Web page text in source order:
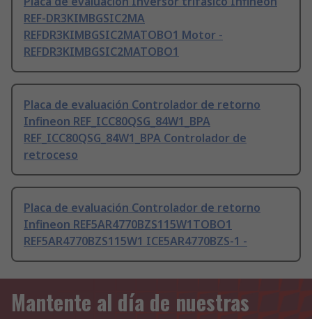
REF-DR3KIMBGSIC2MA
REFDR3KIMBGSIC2MATOBO1 Motor -
REFDR3KIMBGSIC2MATOBO1
Placa de evaluación Controlador de retorno
Infineon REF_ICC80QSG_84W1_BPA
REF_ICC80QSG_84W1_BPA Controlador de
retroceso
Placa de evaluación Controlador de retorno
Infineon REF5AR4770BZS115W1TOBO1
REF5AR4770BZS115W1 ICE5AR4770BZS-1 -
Mantente al día de nuestras